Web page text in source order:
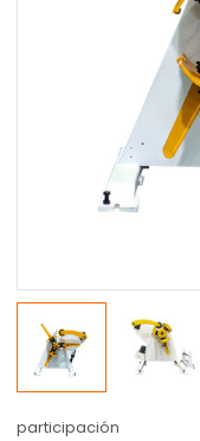
participación